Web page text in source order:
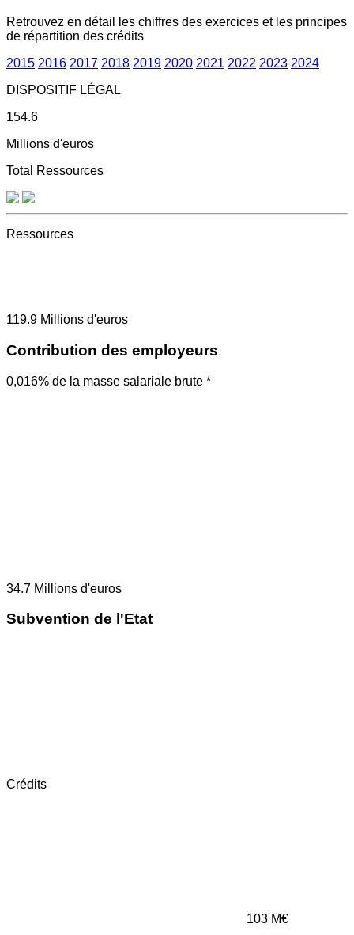
Retrouvez en détail les chiffres des exercices et les principes
de répartition des crédits
2015 2016 2017 2018 2019 2020 2021 2022 2023 2024
DISPOSITIF LÉGAL
154.6
Millions d'euros
Total Ressources
Ressources
119.9 Millions d'euros
Contribution des employeurs
0,016% de la masse salariale brute *
34.7 Millions d'euros
Subvention de l'Etat
Crédits
103 M€